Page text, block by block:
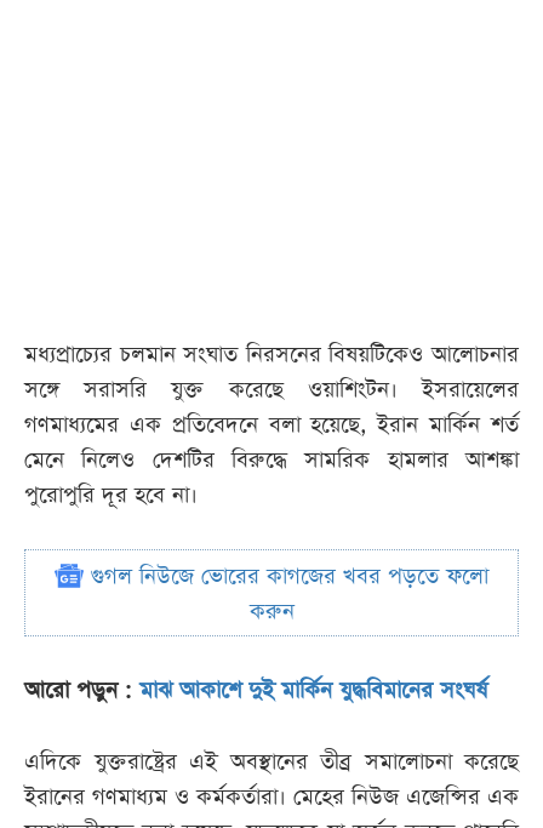
মধ্যপ্রাচ্যের চলমান সংঘাত নিরসনের বিষয়টিকেও আলোচনার
সঙ্গে সরাসরি যুক্ত করেছে ওয়াশিংটন। ইসরায়েলের
গণমাধ্যমের এক প্রতিবেদনে বলা হয়েছে, ইরান মার্কিন শর্ত
মেনে নিলেও দেশটির বিরুদ্ধে সামরিক হামলার আশঙ্কা
পুরোপুরি দূর হবে না।
গুগল নিউজে ভোরের কাগজের খবর পড়তে ফলো
করুন
আরো পড়ুন :মাঝ আকাশে দুই মার্কিন যুদ্ধবিমানের সংঘর্ষ
এদিকে যুক্তরাষ্ট্রের এই অবস্থানের তীব্র সমালোচনা করেছে
ইরানের গণমাধ্যম ও কর্মকর্তারা। মেহের নিউজ এজেন্সির এক